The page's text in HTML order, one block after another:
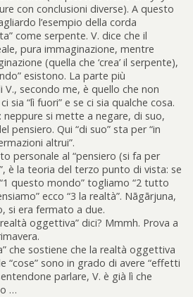
con conclusioni diverse). A questo
l’esempio della corda
come serpente. V. dice che il
pura immaginazione, mentre
(quella che ‘crea’ il serpente),
esistono. La parte più
V., secondo me, è quello che non
sia “lì fuori” e se ci sia qualche cosa.
neppure si mette a negare, di suo,
pensiero. Qui “di suo” sta per “in
altrui”.
personale al “pensiero (si fa per
è la teoria del terzo punto di vista: se
questo mondo” togliamo “2 tutto
ecco “3 la realtà”. Nāgārjuna,
si era fermato a due.
oggettiva” dici? Mmmh. Prova a
che sostiene che la realtà oggettiva
“cose” sono in grado di avere “effetti
parlare, V. è già lì che
…